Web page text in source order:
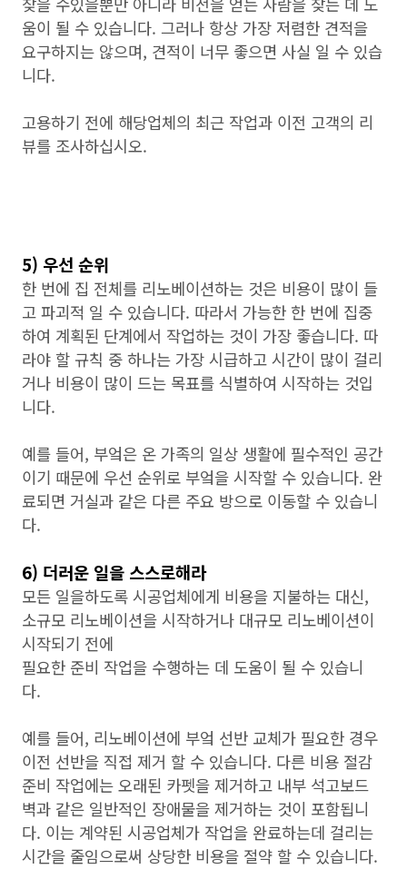
움이 될 수 있습니다. 그러나 항상 가장 저렴한 견적을
요구하지는 않으며, 견적이 너무 좋으면 사실 일 수 있습
니다.
고용하기 전에 해당업체의 최근 작업과 이전 고객의 리
뷰를 조사하십시오.
5) 우선 순위
한 번에 집 전체를 리노베이션하는 것은 비용이 많이 들
고 파괴적 일 수 있습니다. 따라서 가능한 한 번에 집중
하여 계획된 단계에서 작업하는 것이 가장 좋습니다. 따
라야 할 규칙 중 하나는 가장 시급하고 시간이 많이 걸리
거나 비용이 많이 드는 목표를 식별하여 시작하는 것입
니다.
예를 들어, 부엌은 온 가족의 일상 생활에 필수적인 공간
이기 때문에 우선 순위로 부엌을 시작할 수 있습니다. 완
료되면 거실과 같은 다른 주요 방으로 이동할 수 있습니
다.
6) 더러운 일을 스스로해라
모든 일을하도록 시공업체에게 비용을 지불하는 대신,
소규모 리노베이션을 시작하거나 대규모 리노베이션이
시작되기 전에
필요한 준비 작업을 수행하는 데 도움이 될 수 있습니
다.
예를 들어, 리노베이션에 부엌 선반 교체가 필요한 경우
이전 선반을 직접 제거 할 수 있습니다. 다른 비용 절감
준비 작업에는 오래된 카펫을 제거하고 내부 석고보드
벽과 같은 일반적인 장애물을 제거하는 것이 포함됩니
다. 이는 계약된 시공업체가 작업을 완료하는데 걸리는
시간을 줄임으로써 상당한 비용을 절약 할 수 있습니다.